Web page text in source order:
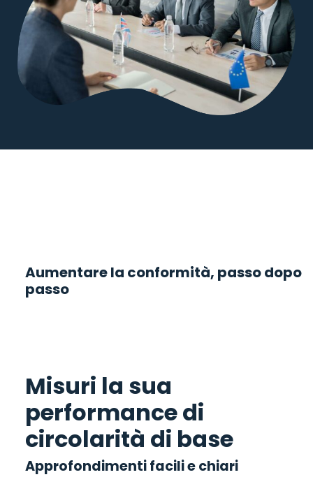
Aumentare la conformità, passo dopo
passo
Misuri la sua
performance di
circolarità di base
Approfondimenti facili e chiari